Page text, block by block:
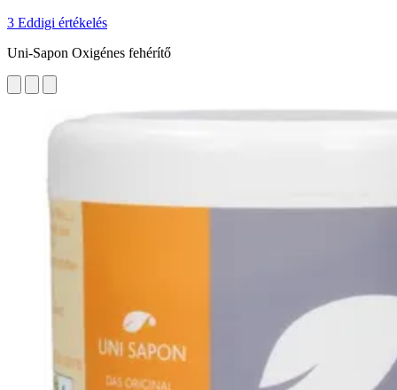
3 Eddigi értékelés
Uni-Sapon Oxigénes fehérítő